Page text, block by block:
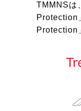
TMMNSは
Protection
Protection